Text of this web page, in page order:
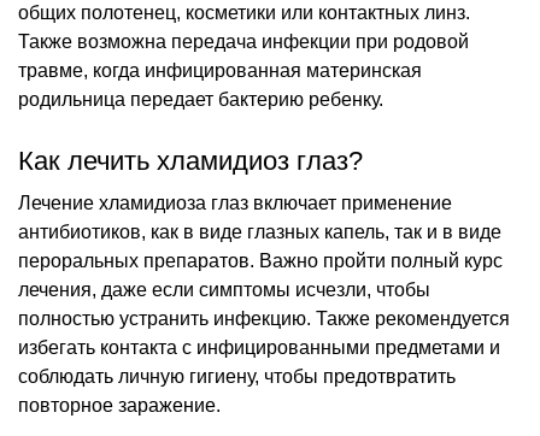
общих полотенец, косметики или контактных линз.
Также возможна передача инфекции при родовой
травме, когда инфицированная материнская
родильница передает бактерию ребенку.
Как лечить хламидиоз глаз?
Лечение хламидиоза глаз включает применение
антибиотиков, как в виде глазных капель, так и в виде
пероральных препаратов. Важно пройти полный курс
лечения, даже если симптомы исчезли, чтобы
полностью устранить инфекцию. Также рекомендуется
избегать контакта с инфицированными предметами и
соблюдать личную гигиену, чтобы предотвратить
повторное заражение.